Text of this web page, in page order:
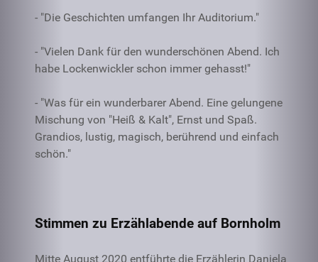
- "Die Geschichten umfangen Ihr Auditorium."
- "Vielen Dank für den wunderschönen Abend. Ich
habe Lockenwickler schon immer gehasst!"
- "Was für ein wunderbarer Abend. Eine gelungene
Mischung von "Heiß & Kalt", Ernst und Spaß.
Grandios, lustig, magisch, berührend und einfach
schön."
Stimmen zu Erzählabende auf Bornholm
Mitte August 2020 entführte die Erzählerin Daniela